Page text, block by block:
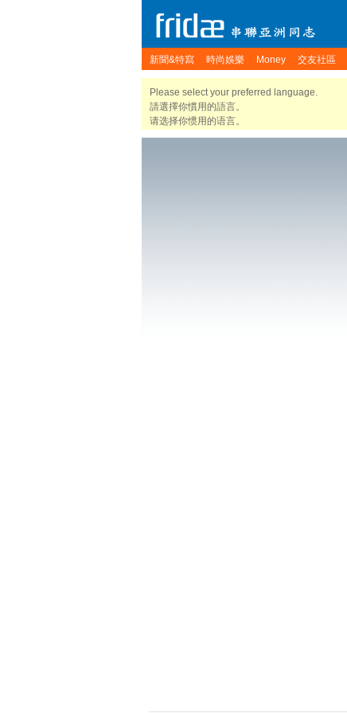
新聞&特寫 時尚娛樂 Money 交友社區
Please select your preferred language.
請選擇你慣用的語言。
请选择你惯用的语言。